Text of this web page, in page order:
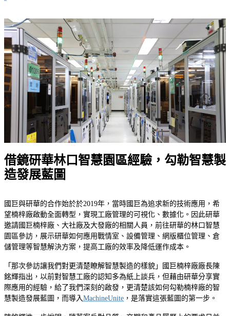
借鏡研華林口智慧園區經驗，勾勒智慧製
造發展藍圖
國巨與研華的合作始於於2019年，當時國巨為追求新的技術應用，希
望楠梓廠啟動全面轉型，實現工廠管理的可視化、數據化。因此研華
邀請國巨楠梓廠、大社廠及大發廠的相關人員，前往研華的林口智慧
園區參訪，展示研華如何應用戰情室、設備管理、網版櫃位管理、倉
儲管理等智慧解決方案，提高工廠的效率及降低運作成本。
「那次參訪讓我們對更清楚瞭解智慧製造的樣貌」國巨楠梓廠廠長陳
銘輝指出，以前對智慧工廠的認知多為紙上談兵，但藉由研華分享實
際應用的經驗，給了我們深刻的啟發，更清楚該如何勾勒楠梓廠的智
慧製造發展藍圖，而導入MachineUnite ，是落實這張藍圖的第一步。